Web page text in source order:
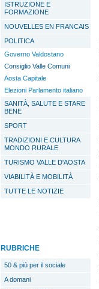
ISTRUZIONE E
FORMAZIONE
NOUVELLES EN FRANCAIS
POLITICA
Governo Valdostano
Consiglio Valle Comuni
Aosta Capitale
Elezioni Parlamento italiano
SANITÀ, SALUTE E STARE
BENE
SPORT
TRADIZIONI E CULTURA
MONDO RURALE
TURISMO VALLE D'AOSTA
VIABILITÀ E MOBILITÀ
TUTTE LE NOTIZIE
RUBRICHE
50 & più per il sociale
A domani